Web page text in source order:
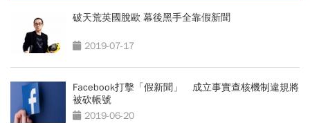
破天荒英國脫歐 幕後黑手全靠假新聞
2019-07-17
Facebook打擊「假新聞」 成立事實查核機制違規將
被砍帳號
2019-06-20